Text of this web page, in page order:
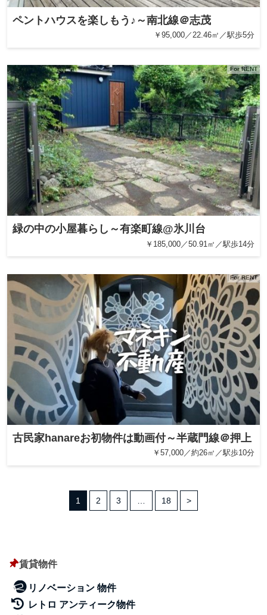
ペントハウスを楽しもう♪～南北線＠志茂
￥95,000／22.46㎡／駅歩5分
For RENT
緑の中の小屋暮らし～有楽町線@氷川台
￥185,000／50.91㎡／駅歩14分
For RENT
古民家hanareお初物件は動画付～半蔵門線＠押上
￥57,000／約26㎡／駅歩10分
1 2 3 18 >
賃貸物件
リノベーション 物件
レトロ アンティーク物件